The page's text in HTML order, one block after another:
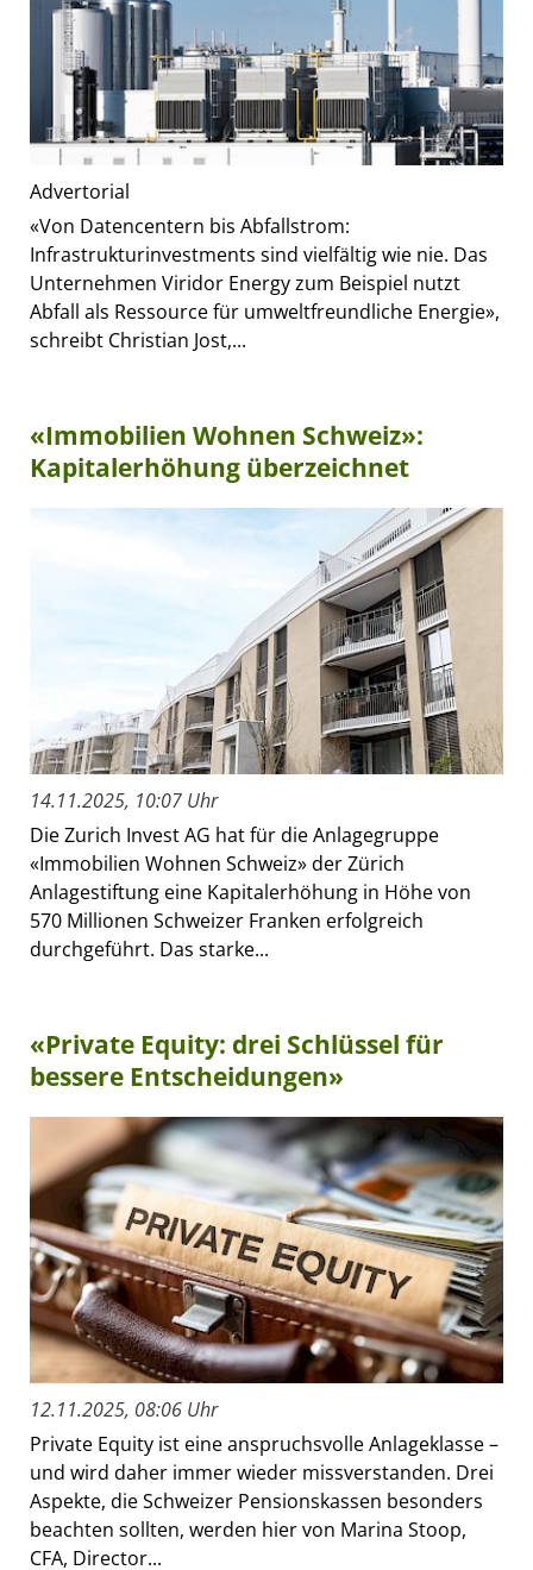
Advertorial
«Von Datencentern bis Abfallstrom:
Infrastrukturinvestments sind vielfältig wie nie. Das
Unternehmen Viridor Energy zum Beispiel nutzt
Abfall als Ressource für umweltfreundliche Energie»,
schreibt Christian Jost,...
«Immobilien Wohnen Schweiz»:
Kapitalerhöhung überzeichnet
14.11.2025, 10:07 Uhr
Die Zurich Invest AG hat für die Anlagegruppe
«Immobilien Wohnen Schweiz» der Zürich
Anlagestiftung eine Kapitalerhöhung in Höhe von
570 Millionen Schweizer Franken erfolgreich
durchgeführt. Das starke...
«Private Equity: drei Schlüssel für
bessere Entscheidungen»
12.11.2025, 08:06 Uhr
Private Equity ist eine anspruchsvolle Anlageklasse –
und wird daher immer wieder missverstanden. Drei
Aspekte, die Schweizer Pensionskassen besonders
beachten sollten, werden hier von Marina Stoop,
CFA, Director...